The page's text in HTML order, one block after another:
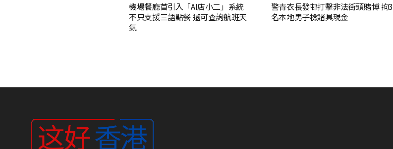
機場餐廳首引入「AI店小二」系統
不只支援三語點餐 還可查詢航班天
氣
警青衣長發邨打擊非法街頭賭博 拘3
名本地男子檢賭具現金